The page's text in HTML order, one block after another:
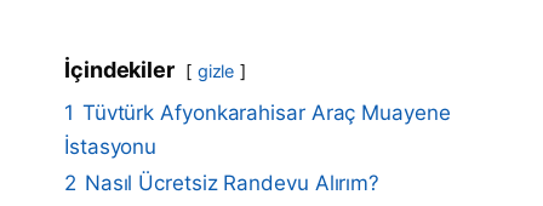
İçindekiler gizle
1 Tüvtürk Afyonkarahisar Araç Muayene
İstasyonu
2 Nasıl Ücretsiz Randevu Alırım?